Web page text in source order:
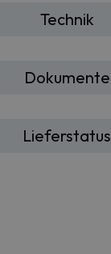
Technik
Dokumente
Lieferstatus